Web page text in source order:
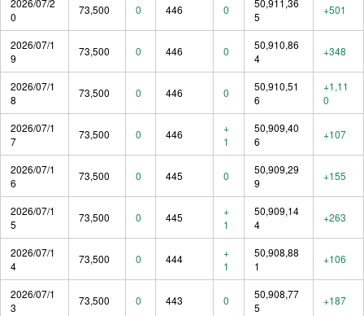
2026/07/2
0
73,500 0 446 0
50,911,36
5
+501
2026/07/1
9
73,500 0 446 0
50,910,86
4
+348
2026/07/1
8
73,500 0 446 0
50,910,51
6
+1,11
0
2026/07/1
7
73,500 0 446
+
1
50,909,40
6
+107
2026/07/1
6
73,500 0 445 0
50,909,29
9
+155
2026/07/1
5
73,500 0 445
+
1
50,909,14
4
+263
2026/07/1
4
73,500 0 444
+
1
50,908,88
1
+106
2026/07/1
3
73,500 0 443 0
50,908,77
5
+187